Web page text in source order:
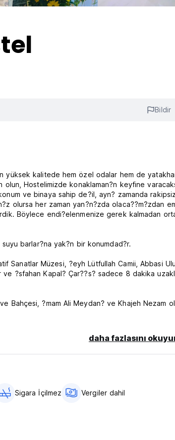
Bildir
yüksek kalitede hem özel odalar hem de
Hostelimizde konaklaman?n keyfine
ve binaya sahip de?il, ayn? zamanda
olursa her zaman yan?n?zda olaca??m?zdan
Böylece endi?elenmenize gerek kalmadan
barlar?na yak?n bir konumdad?r.
Sanatlar Müzesi, ?eyh Lütfullah Camii, Abbasi
?sfahan Kapal? Çar??s? sadece 8 dakika
Bahçesi, ?mam Ali Meydan? ve Khajeh Nezam
gibi çevrimiçi uygulamalar? kullanabilirsiniz.
30 dakika ve sürü? mesafesindedir.
daha fazlasını
Sigara İçilmez Vergiler dahil